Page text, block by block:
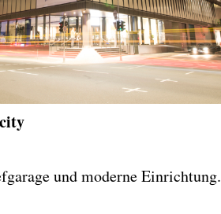
und moderne Einrichtung.